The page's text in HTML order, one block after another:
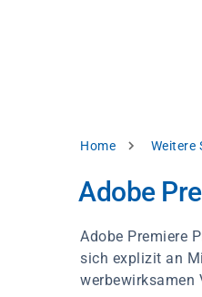
Breadcrumb
Home Weitere
Adobe
Adobe Premiere
sich explizit an
werbewirksamen